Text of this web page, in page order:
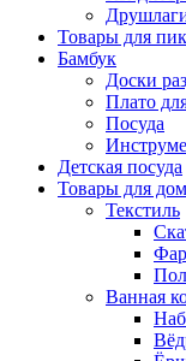
Товары для
Бамбук
Доски
Плато
Посуда
Детская посуда
Товары для
Текстиль
Ванная